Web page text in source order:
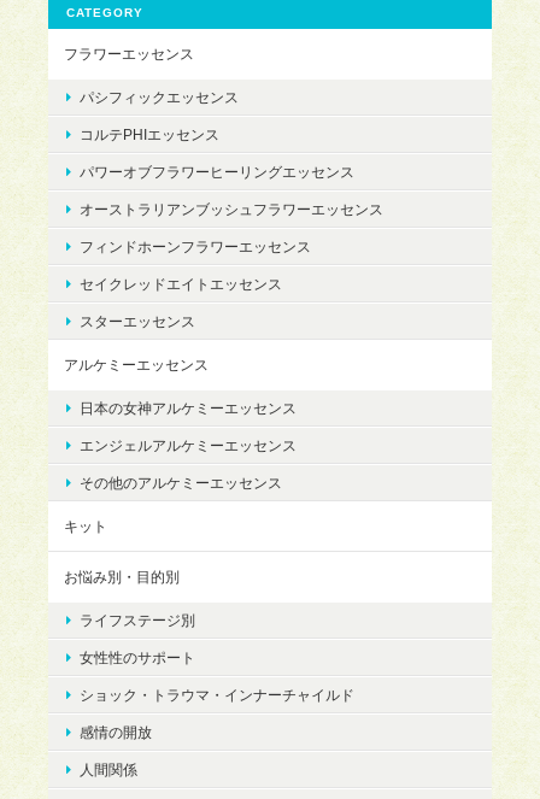
CATEGORY
フラワーエッセンス
パシフィックエッセンス
コルテPHIエッセンス
パワーオブフラワーヒーリングエッセンス
オーストラリアンブッシュフラワーエッセンス
フィンドホーンフラワーエッセンス
セイクレッドエイトエッセンス
スターエッセンス
アルケミーエッセンス
日本の女神アルケミーエッセンス
エンジェルアルケミーエッセンス
その他のアルケミーエッセンス
キット
お悩み別・目的別
ライフステージ別
女性性のサポート
ショック・トラウマ・インナーチャイルド
感情の開放
人間関係